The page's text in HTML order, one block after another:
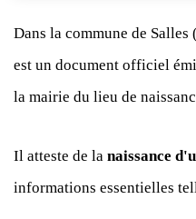
Dans la commune de Salles
est un document officiel
la mairie du lieu de
Il atteste de la naissance
informations essentielles